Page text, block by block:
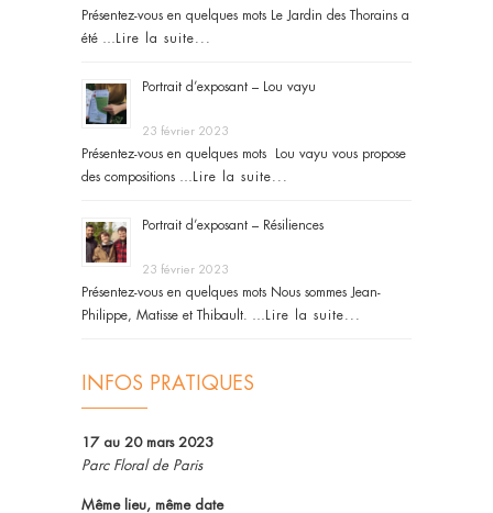
Présentez-vous en quelques mots Le Jardin des Thorains a
été …
Lire la suite...
Portrait d’exposant – Lou vayu
23 février 2023
Présentez-vous en quelques mots Lou vayu vous propose
des compositions …
Lire la suite...
Portrait d’exposant – Résiliences
23 février 2023
Présentez-vous en quelques mots Nous sommes Jean-
Philippe, Matisse et Thibault. …
Lire la suite...
INFOS PRATIQUES
17 au 20 mars 2023
Parc Floral de Paris
Même lieu, même date